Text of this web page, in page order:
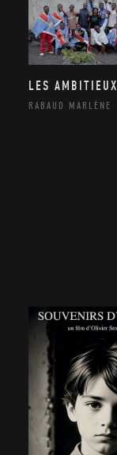
LES AMBITIEUX
RABAUD MARLÈNE